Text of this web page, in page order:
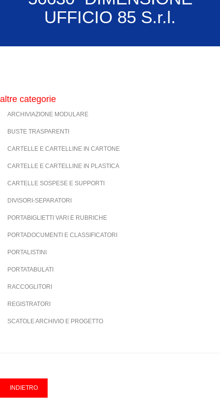
UFFICIO 85 S.r.l.
altre categorie
ARCHIVIAZIONE MODULARE
BUSTE TRASPARENTI
CARTELLE E CARTELLINE IN CARTONE
CARTELLE E CARTELLINE IN PLASTICA
CARTELLE SOSPESE E SUPPORTI
DIVISORI-SEPARATORI
PORTABIGLIETTI VARI E RUBRICHE
PORTADOCUMENTI E CLASSIFICATORI
PORTALISTINI
PORTATABULATI
RACCOGLITORI
REGISTRATORI
SCATOLE ARCHIVIO E PROGETTO